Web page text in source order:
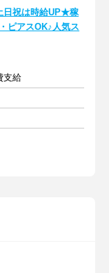
日祝は時給UP★稼
ピアスOK♪人気ス
支給